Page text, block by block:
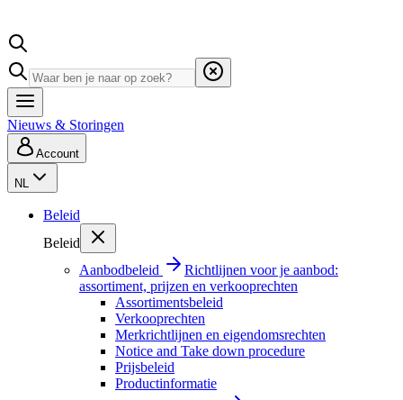
Nieuws & Storingen
Account
NL
Beleid
Beleid
Aanbodbeleid
Richtlijnen voor je aanbod:
assortiment, prijzen en verkooprechten
Assortimentsbeleid
Verkooprechten
Merkrichtlijnen en eigendomsrechten
Notice and Take down procedure
Prijsbeleid
Productinformatie